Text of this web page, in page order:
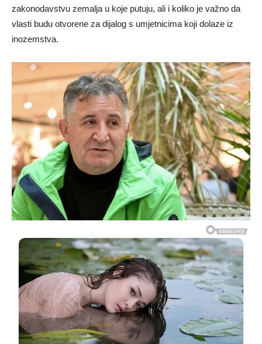
zakonodavstvu zemalja u koje putuju, ali i koliko je važno da
vlasti budu otvorene za dijalog s umjetnicima koji dolaze iz
inozemstva.